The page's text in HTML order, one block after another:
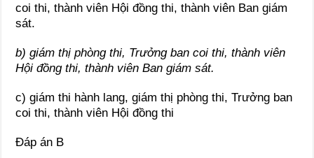
coi thi, thành viên Hội đồng thi, thành viên Ban giám
sát.
b) giám thị phòng thi, Trưởng ban coi thi, thành viên
Hội đồng thi, thành viên Ban giám sát.
c) giám thi hành lang, giám thị phòng thi, Trưởng ban
coi thi, thành viên Hội đồng thi
Đáp án B